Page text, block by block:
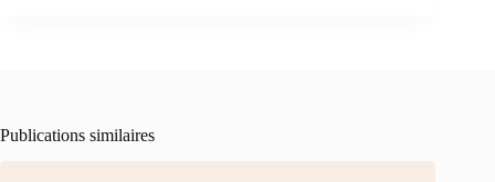
Publications similaires